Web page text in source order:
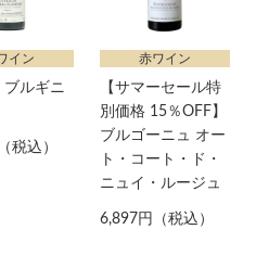
イン
ブルギニ
税込）
赤ワイン
【サマーセール特
別価格 15％OFF】
ブルゴーニュ オー
ト・コート・ド・
ニュイ・ルージュ
6,897円（税込）